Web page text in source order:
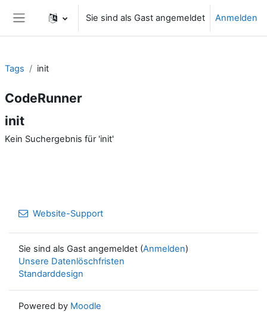
Website-Übersicht
Sie sind als Gast angemeldet Anmelden
Tags init
CodeRunner
init
Kein Suchergebnis für 'init'
Website-Support
Sie sind als Gast angemeldet (Anmelden)
Unsere Datenlöschfristen
Standarddesign
Powered by Moodle